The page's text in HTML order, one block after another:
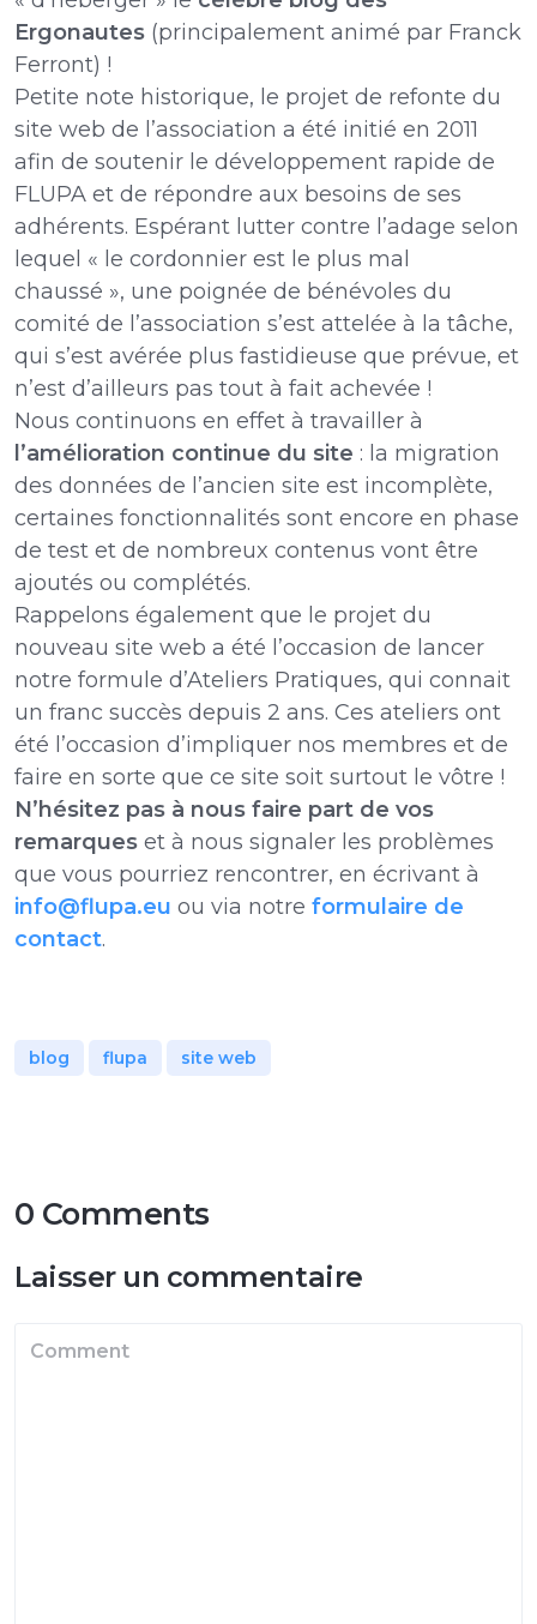
Ergonautes (principalement animé par Franck
Ferront) !
Petite note historique, le projet de refonte du
site web de l’association a été initié en 2011
afin de soutenir le développement rapide de
FLUPA et de répondre aux besoins de ses
adhérents. Espérant lutter contre l’adage selon
lequel « le cordonnier est le plus mal
chaussé », une poignée de bénévoles du
comité de l’association s’est attelée à la tâche,
qui s’est avérée plus fastidieuse que prévue, et
n’est d’ailleurs pas tout à fait achevée !
Nous continuons en effet à travailler à
l’amélioration continue du site : la migration
des données de l’ancien site est incomplète,
certaines fonctionnalités sont encore en phase
de test et de nombreux contenus vont être
ajoutés ou complétés.
Rappelons également que le projet du
nouveau site web a été l’occasion de lancer
notre formule d’Ateliers Pratiques, qui connait
un franc succès depuis 2 ans. Ces ateliers ont
été l’occasion d’impliquer nos membres et de
faire en sorte que ce site soit surtout le vôtre !
N’hésitez pas à nous faire part de vos
remarques et à nous signaler les problèmes
que vous pourriez rencontrer, en écrivant à
info@flupa.eu ou via notre formulaire de
contact.
blog flupa site web
0 Comments
Laisser un commentaire